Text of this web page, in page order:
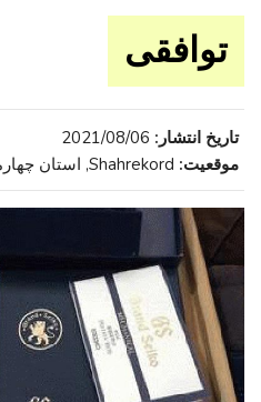
توافقی
تاریخ انتشار: 2021/08/06
موقعیت: Shahrekord, استان چهارمحال و بختیاری , ایران